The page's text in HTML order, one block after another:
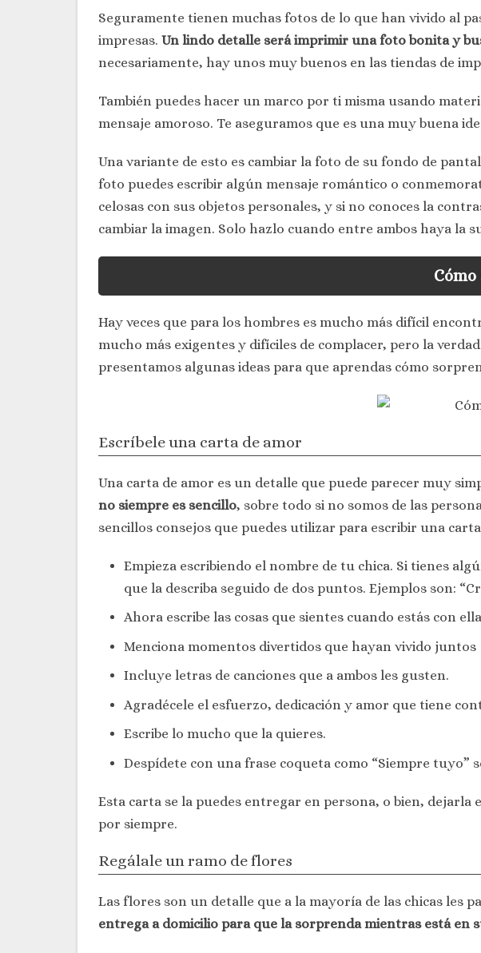
Seguramente tienen muchas fotos de lo que han vivido al
impresas. Un lindo detalle será imprimir una foto bonita y
necesariamente, hay unos muy buenos en las tiendas de
También puedes hacer un marco por ti misma usando
mensaje amoroso. Te aseguramos que es una muy buena
Una variante de esto es cambiar la foto de su fondo de
foto puedes escribir algún mensaje romántico o
celosas con sus objetos personales, y si no conoces la
cambiar la imagen. Solo hazlo cuando entre ambos haya la
Hay veces que para los hombres es mucho más difícil
mucho más exigentes y difíciles de complacer, pero la
presentamos algunas ideas para que aprendas cómo
Escríbele una carta de amor
Una carta de amor es un detalle que puede parecer muy
no siempre es sencillo, sobre todo si no somos de las
sencillos consejos que puedes utilizar para escribir una
Empieza escribiendo el nombre de tu chica. Si tienes
que la describa seguido de dos puntos. Ejemplos son:
Ahora escribe las cosas que sientes cuando estás con ella
Menciona momentos divertidos que hayan vivido juntos
Incluye letras de canciones que a ambos les gusten.
Agradécele el esfuerzo, dedicación y amor que tiene
Escribe lo mucho que la quieres.
Despídete con una frase coqueta como “Siempre tuyo”
Esta carta se la puedes entregar en persona, o bien,
por siempre.
Regálale un ramo de flores
Las flores son un detalle que a la mayoría de las chicas les
entrega a domicilio para que la sorprenda mientras está en